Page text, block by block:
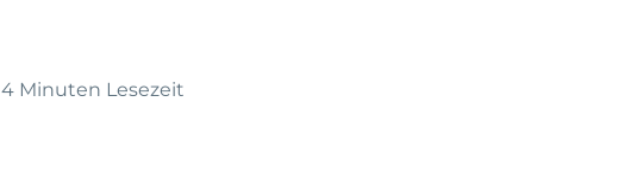
4 Minuten Lesezeit